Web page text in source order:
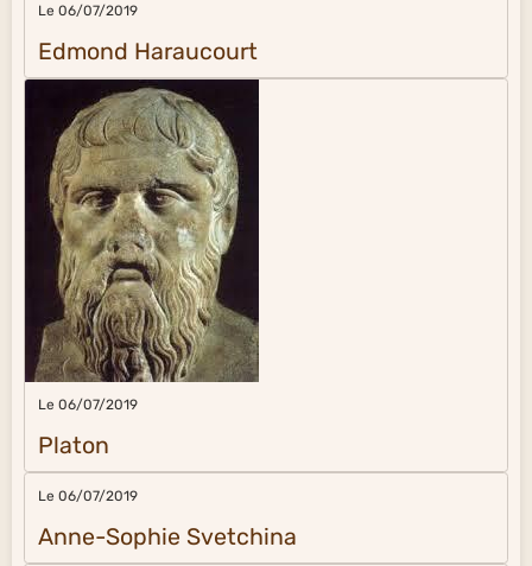
Le 06/07/2019
Edmond Haraucourt
Le 06/07/2019
Platon
Le 06/07/2019
Anne-Sophie Svetchina